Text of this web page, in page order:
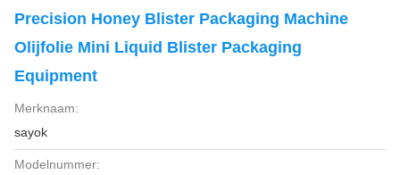
Precision Honey Blister Packaging Machine
Olijfolie Mini Liquid Blister Packaging
Equipment
Merknaam:
sayok
Modelnummer: